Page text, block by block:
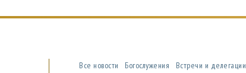
Все новости Богослужения
Встречи и делегации